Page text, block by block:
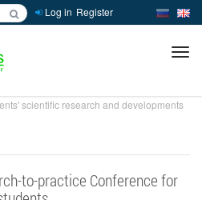
Log in Register
scientific research and developments
to-practice Conference for